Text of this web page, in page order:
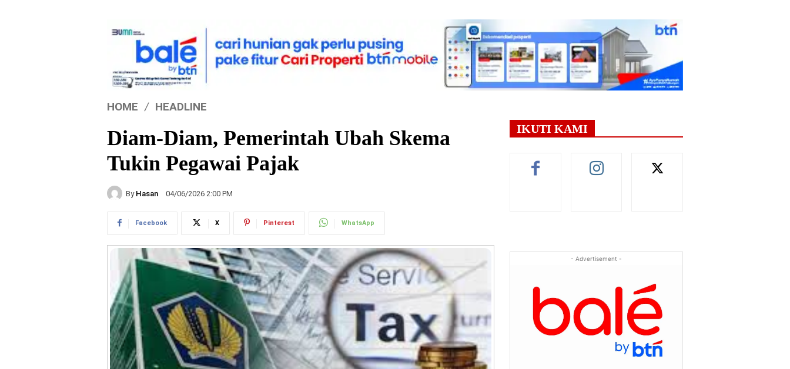
HOME HEADLINE
Diam-Diam, Pemerintah Ubah Skema
Tukin Pegawai Pajak
By Hasan 04/06/2026 2:00 PM
Facebook X Pinterest WhatsApp
IKUTI KAMI
- Advertisement -